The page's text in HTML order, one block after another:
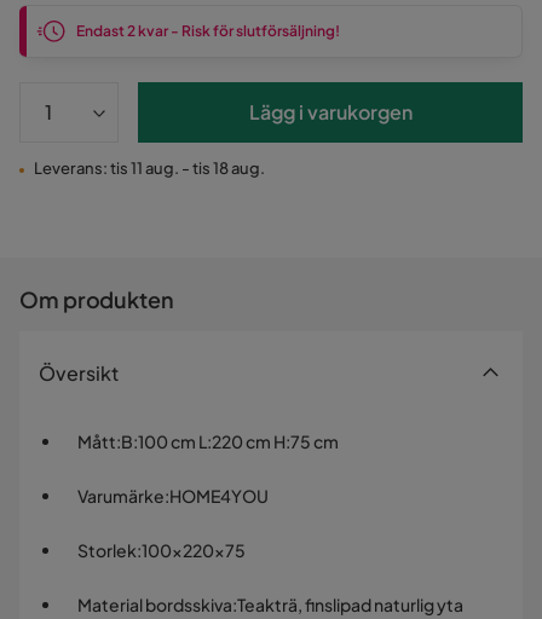
Endast 2 kvar - Risk för slutförsäljning!
Lägg i varukorgen
Leverans: tis 11 aug. - tis 18 aug.
Om produkten
Översikt
Mått:B:100 cm L:220 cm H:75 cm
Varumärke:HOME4YOU
Storlek:100x220x75
Material bordsskiva:Teakträ, finslipad naturlig yta